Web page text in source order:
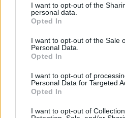
not limited to your visit or usage
grant or deny consent to Google
use your data for below specified
consent section.
I want to opt-out of the
personal data.
Opted In
I want to opt-out of the Sale
Personal Data.
Opted In
I want to opt-out of
Personal Data for Targeted
Opted In
I want to opt-out of
gyógyszerész
Szervezet
Dr. Hankó Zoltán
Győr-Moson-Sopron Megyei